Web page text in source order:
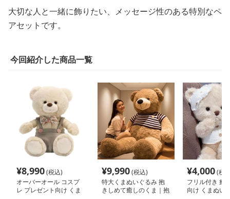
大切な人と一緒に飾りたい、メッセージ性のある特別なペ
アセットです。
今回紹介した商品一覧
¥8,990(税込)
オーバーオール コスプ
レ プレゼント向け くま
¥9,990(税込)
特大くまぬいぐるみ 抱
きしめて癒しのくま｜抱
¥4,000(税
フリル付き 癒
向け くまぬい